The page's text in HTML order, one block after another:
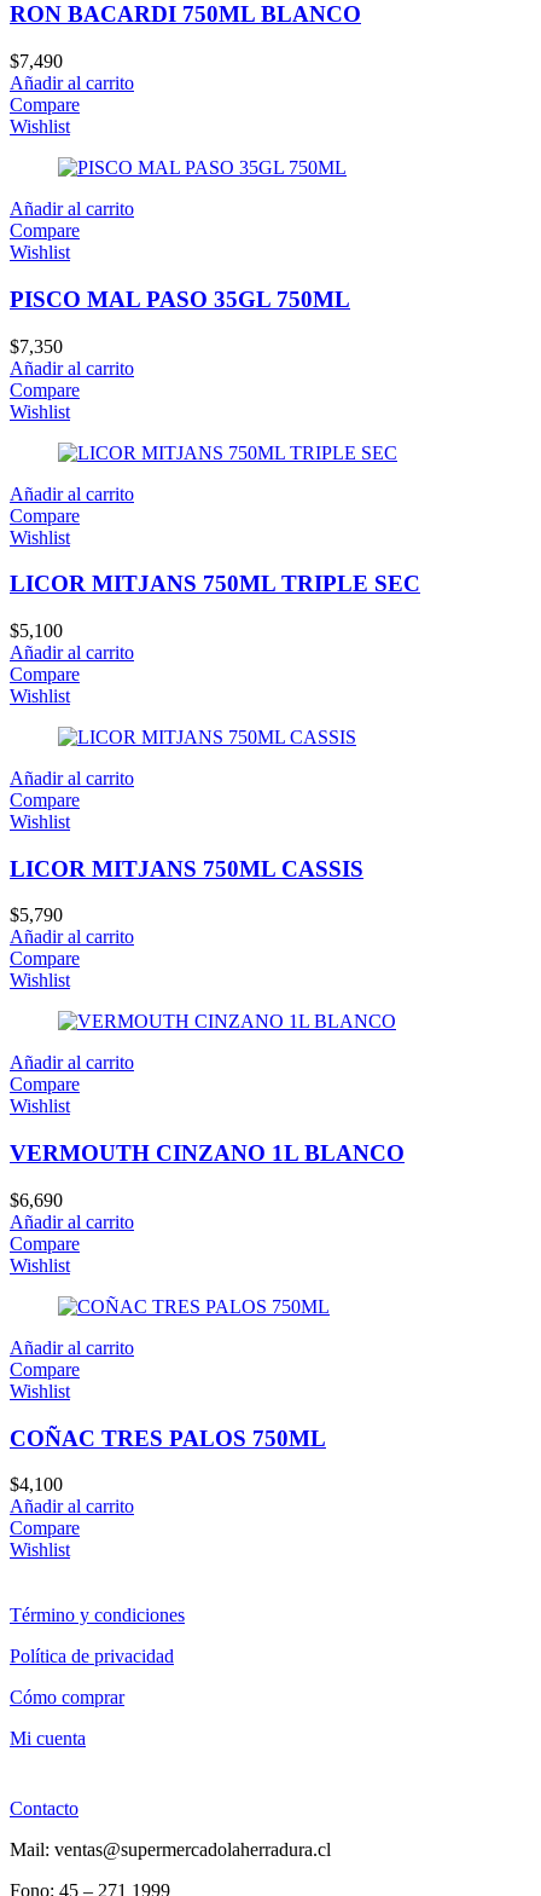
RON BACARDI 750ML BLANCO
$7,490
Añadir al carrito
Compare
Wishlist
Añadir al carrito
Compare
Wishlist
PISCO MAL PASO 35GL 750ML
$7,350
Añadir al carrito
Compare
Wishlist
Añadir al carrito
Compare
Wishlist
LICOR MITJANS 750ML TRIPLE SEC
$5,100
Añadir al carrito
Compare
Wishlist
Añadir al carrito
Compare
Wishlist
LICOR MITJANS 750ML CASSIS
$5,790
Añadir al carrito
Compare
Wishlist
Añadir al carrito
Compare
Wishlist
VERMOUTH CINZANO 1L BLANCO
$6,690
Añadir al carrito
Compare
Wishlist
Añadir al carrito
Compare
Wishlist
COÑAC TRES PALOS 750ML
$4,100
Añadir al carrito
Compare
Wishlist
Término y condiciones
Política de privacidad
Cómo comprar
Mi cuenta
Contacto
Mail: ventas@supermercadolaherradura.cl
Fono: 45 – 271 1999